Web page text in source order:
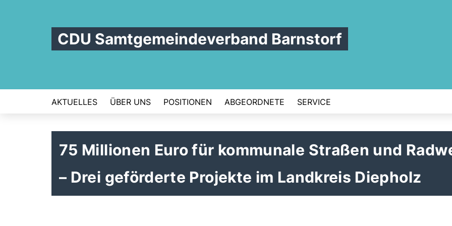
CDU Samtgemeindeverband Barnstorf
AKTUELLES ÜBER UNS POSITIONEN ABGEORDNETE SERVICE
75 Millionen Euro für kommunale Straßen und
– Drei geförderte Projekte im Landkreis Diepholz